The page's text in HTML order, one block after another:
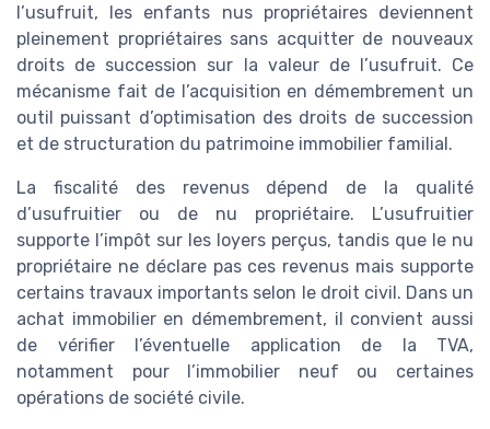
l’usufruit, les enfants nus propriétaires deviennent
pleinement propriétaires sans acquitter de nouveaux
droits de succession sur la valeur de l’usufruit. Ce
mécanisme fait de l’acquisition en démembrement un
outil puissant d’optimisation des droits de succession
et de structuration du patrimoine immobilier familial.
La fiscalité des revenus dépend de la qualité
d’usufruitier ou de nu propriétaire. L’usufruitier
supporte l’impôt sur les loyers perçus, tandis que le nu
propriétaire ne déclare pas ces revenus mais supporte
certains travaux importants selon le droit civil. Dans un
achat immobilier en démembrement, il convient aussi
de vérifier l’éventuelle application de la TVA,
notamment pour l’immobilier neuf ou certaines
opérations de société civile.